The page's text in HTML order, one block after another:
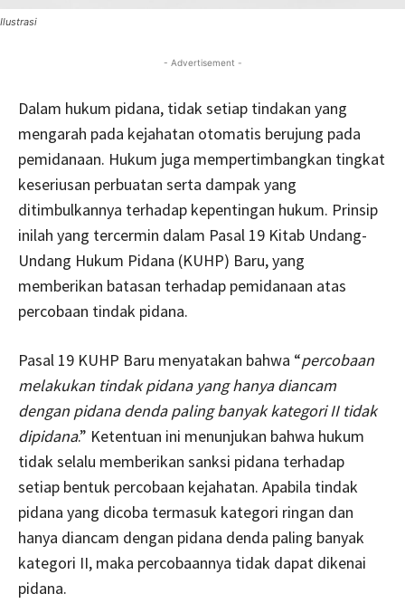
Ilustrasi
- Advertisement -
Dalam hukum pidana, tidak setiap tindakan yang
mengarah pada kejahatan otomatis berujung pada
pemidanaan. Hukum juga mempertimbangkan tingkat
keseriusan perbuatan serta dampak yang
ditimbulkannya terhadap kepentingan hukum. Prinsip
inilah yang tercermin dalam Pasal 19 Kitab Undang-
Undang Hukum Pidana (KUHP) Baru, yang
memberikan batasan terhadap pemidanaan atas
percobaan tindak pidana.
Pasal 19 KUHP Baru menyatakan bahwa “percobaan
melakukan tindak pidana yang hanya diancam
dengan pidana denda paling banyak kategori II tidak
dipidana.” Ketentuan ini menunjukan bahwa hukum
tidak selalu memberikan sanksi pidana terhadap
setiap bentuk percobaan kejahatan. Apabila tindak
pidana yang dicoba termasuk kategori ringan dan
hanya diancam dengan pidana denda paling banyak
kategori II, maka percobaannya tidak dapat dikenai
pidana.